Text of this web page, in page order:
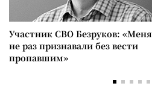
Участник СВО Безруков: «Меня
не раз признавали без вести
пропавшим»